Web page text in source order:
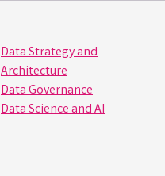
Data Strategy and
Architecture
Data Governance
Data Science and AI